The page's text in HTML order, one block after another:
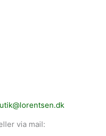
via mail: